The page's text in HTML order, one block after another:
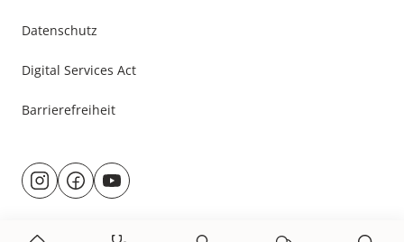
Datenschutz
Digital Services Act
Barrierefreiheit
Besuche
uns@rund.ums.baby
facebook.com/rundumsbaby.de
youtube.com/@rundumsbaby_